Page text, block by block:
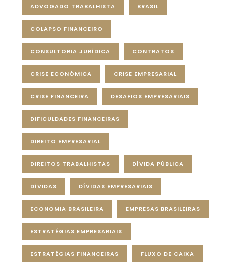
ADVOGADO TRABALHISTA BRASIL
COLAPSO FINANCEIRO
CONSULTORIA JURÍDICA CONTRATOS
CRISE ECONÔMICA CRISE EMPRESARIAL
CRISE FINANCEIRA DESAFIOS EMPRESARIAIS
DIFICULDADES FINANCEIRAS
DIREITO EMPRESARIAL
DIREITOS TRABALHISTAS DÍVIDA PÚBLICA
DÍVIDAS DÍVIDAS EMPRESARIAIS
ECONOMIA BRASILEIRA EMPRESAS BRASILEIRAS
ESTRATÉGIAS EMPRESARIAIS
ESTRATÉGIAS FINANCEIRAS FLUXO DE CAIXA